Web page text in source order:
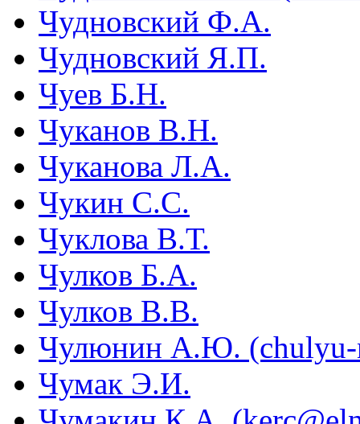
Чудновский Ф.А.
Чудновский Я.П.
Чуев Б.Н.
Чуканов В.Н.
Чуканова Л.А.
Чукин С.С.
Чуклова В.Т.
Чулков Б.А.
Чулков В.В.
Чулюнин А.Ю. (chulyu-
Чумак Э.И.